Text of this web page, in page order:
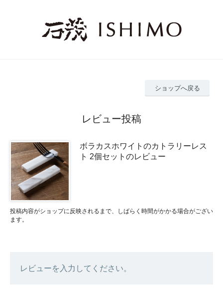
ショップへ戻る
レビュー投稿
ボラカスホワイトのカトラリーレス
ト 2個セットのレビュー
投稿内容がショップに反映されるまで、しばらく時間がかかる場合がござい
ます。
レビューを入力してください。